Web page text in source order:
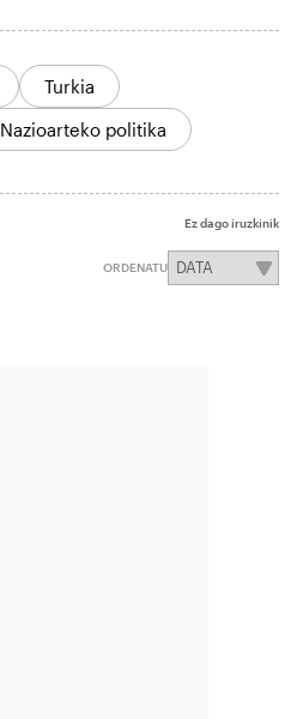
Turkia
Nazioarteko politika
Ez dago iruzkinik
ORDENATU